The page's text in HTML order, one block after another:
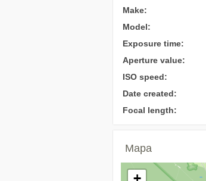
Make:
Model:
Exposure time:
Aperture value:
ISO speed:
Date created:
Focal length:
Mapa